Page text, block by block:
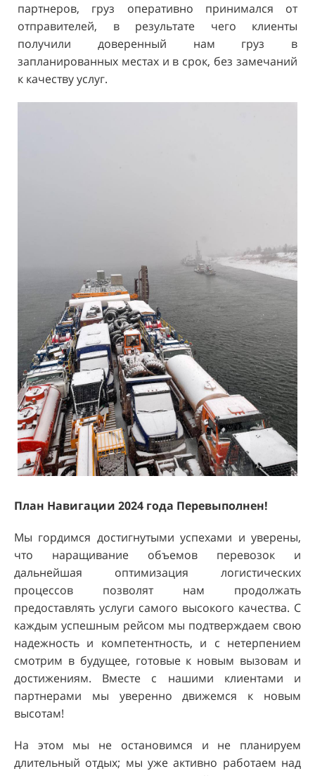
партнеров, груз оперативно принимался от
отправителей, в результате чего клиенты
получили доверенный нам груз в
запланированных местах и в срок, без замечаний
к качеству услуг.
План Навигации 2024 года Перевыполнен!
Мы гордимся достигнутыми успехами и уверены,
что наращивание объемов перевозок и
дальнейшая оптимизация логистических
процессов позволят нам продолжать
предоставлять услуги самого высокого качества. С
каждым успешным рейсом мы подтверждаем свою
надежность и компетентность, и с нетерпением
смотрим в будущее, готовые к новым вызовам и
достижениям. Вместе с нашими клиентами и
партнерами мы уверенно движемся к новым
высотам!
На этом мы не остановимся и не планируем
длительный отдых; мы уже активно работаем над